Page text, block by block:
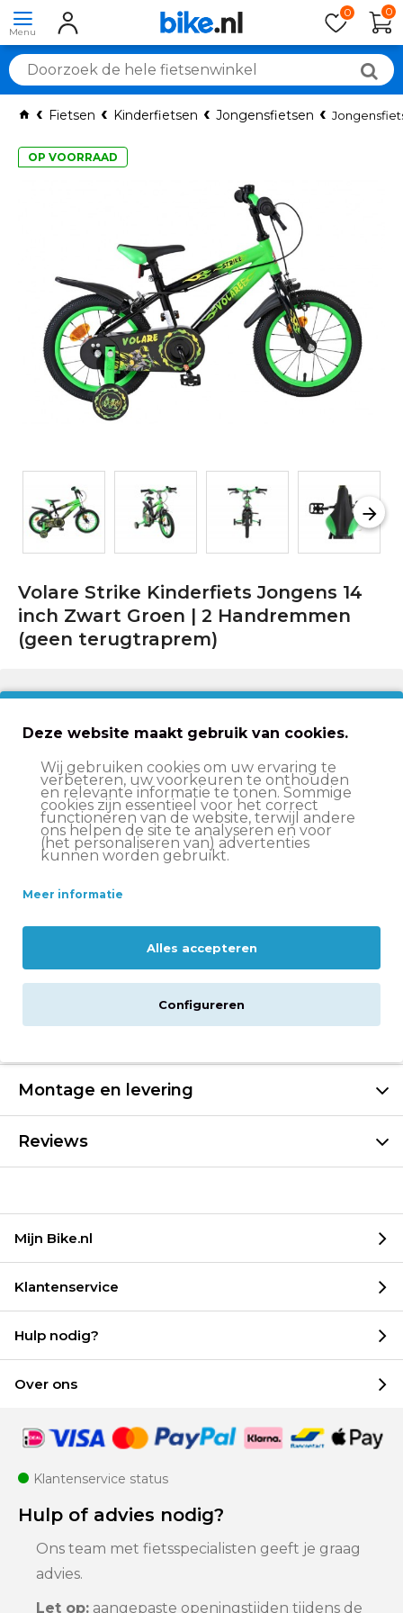
0 0
Fietsen Kinderfietsen Jongensfietsen
OP VOORRAAD
Volare Strike Kinderfiets Jongens 14
inch Zwart Groen | 2 Handremmen
(geen terugtraprem)
€114,00
In winkelwagen
Op werkdagen voor 15:00 besteld, volgende werkdag
in huis*
Let op: op vrijdag voor 11:00 uur besteld = volgende
Montage en levering
Reviews
Mijn Bike.nl
Klantenservice
Hulp nodig?
Over ons
Klantenservice status
Hulp of advies nodig?
Ons team met fietsspecialisten geeft je graag
advies.
Let op: aangepaste openingstijden tijdens de
Deze website maakt gebruik van cookies.
Wij gebruiken cookies om uw ervaring te
verbeteren, uw voorkeuren te onthouden
en relevante informatie te tonen. Sommige
cookies zijn essentieel voor het correct
functioneren van de website, terwijl andere
ons helpen de site te analyseren en voor
(het personaliseren van) advertenties
kunnen worden gebruikt.
Meer informatie
Alles accepteren
Configureren